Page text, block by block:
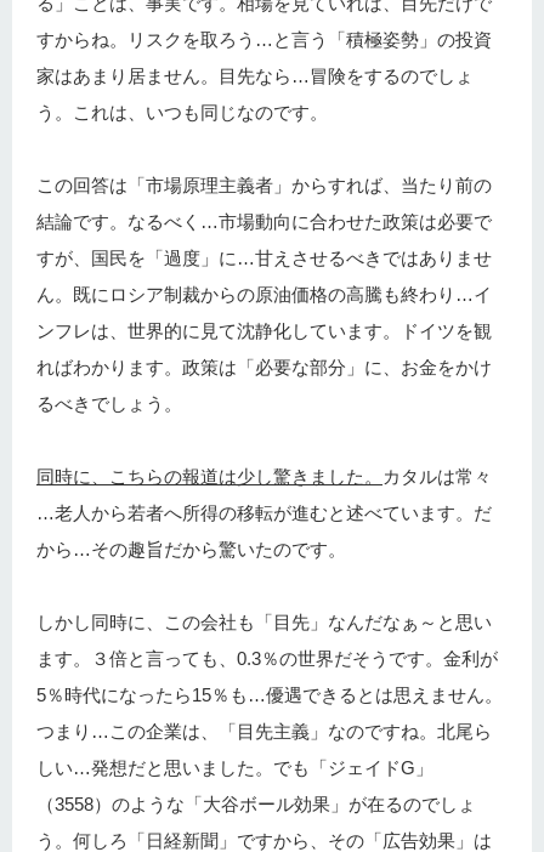
すからね。リスクを取ろう…と言う「積極姿勢」の投資
家はあまり居ません。目先なら…冒険をするのでしょ
う。これは、いつも同じなのです。
この回答は「市場原理主義者」からすれば、当たり前の
結論です。なるべく…市場動向に合わせた政策は必要で
すが、国民を「過度」に…甘えさせるべきではありませ
ん。既にロシア制裁からの原油価格の高騰も終わり…イ
ンフレは、世界的に見て沈静化しています。ドイツを観
ればわかります。政策は「必要な部分」に、お金をかけ
るべきでしょう。
同時に、こちらの報道は少し驚きました。
カタルは常々
…老人から若者へ所得の移転が進むと述べています。だ
から…その趣旨だから驚いたのです。
しかし同時に、この会社も「目先」なんだなぁ～と思い
ます。３倍と言っても、0.3％の世界だそうです。金利が
5％時代になったら15％も…優遇できるとは思えません。
つまり…この企業は、「目先主義」なのですね。北尾ら
しい…発想だと思いました。でも「ジェイドG」
（3558）のような「大谷ボール効果」が在るのでしょ
う。何しろ「日経新聞」ですから、その「広告効果」は